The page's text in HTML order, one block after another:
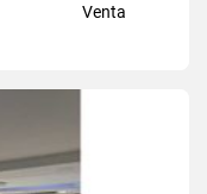
Venta